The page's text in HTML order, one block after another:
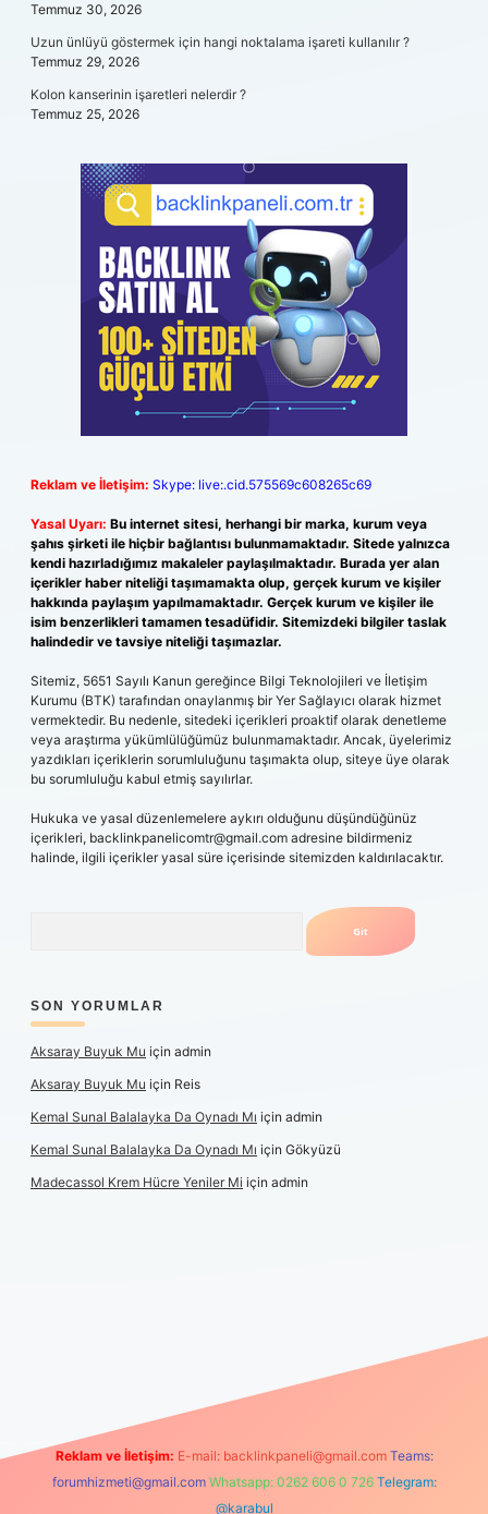
Temmuz 30, 2026
Uzun ünlüyü göstermek için hangi noktalama işareti kullanılır ?
Temmuz 29, 2026
Kolon kanserinin işaretleri nelerdir ?
Temmuz 25, 2026
Reklam ve İletişim: Skype: live:.cid.575569c608265c69
Yasal Uyarı: Bu internet sitesi, herhangi bir marka, kurum veya
şahıs şirketi ile hiçbir bağlantısı bulunmamaktadır. Sitede yalnızca
kendi hazırladığımız makaleler paylaşılmaktadır. Burada yer alan
içerikler haber niteliği taşımamakta olup, gerçek kurum ve kişiler
hakkında paylaşım yapılmamaktadır. Gerçek kurum ve kişiler ile
isim benzerlikleri tamamen tesadüfidir. Sitemizdeki bilgiler taslak
halindedir ve tavsiye niteliği taşımazlar.
Sitemiz, 5651 Sayılı Kanun gereğince Bilgi Teknolojileri ve İletişim
Kurumu (BTK) tarafından onaylanmış bir Yer Sağlayıcı olarak hizmet
vermektedir. Bu nedenle, sitedeki içerikleri proaktif olarak denetleme
veya araştırma yükümlülüğümüz bulunmamaktadır. Ancak, üyelerimiz
yazdıkları içeriklerin sorumluluğunu taşımakta olup, siteye üye olarak
bu sorumluluğu kabul etmiş sayılırlar.
Hukuka ve yasal düzenlemelere aykırı olduğunu düşündüğünüz
içerikleri, backlinkpanelicomtr@gmail.com adresine bildirmeniz
halinde, ilgili içerikler yasal süre içerisinde sitemizden kaldırılacaktır.
SON YORUMLAR
Aksaray Buyuk Mu için admin
Aksaray Buyuk Mu için Reis
Kemal Sunal Balalayka Da Oynadı Mı için admin
Kemal Sunal Balalayka Da Oynadı Mı için Gökyüzü
Madecassol Krem Hücre Yeniler Mi için admin
Reklam ve İletişim: E-mail: backlinkpaneli@gmail.com Teams:
forumhizmeti@gmail.com Whatsapp: 0262 606 0 726 Telegram:
@karabul